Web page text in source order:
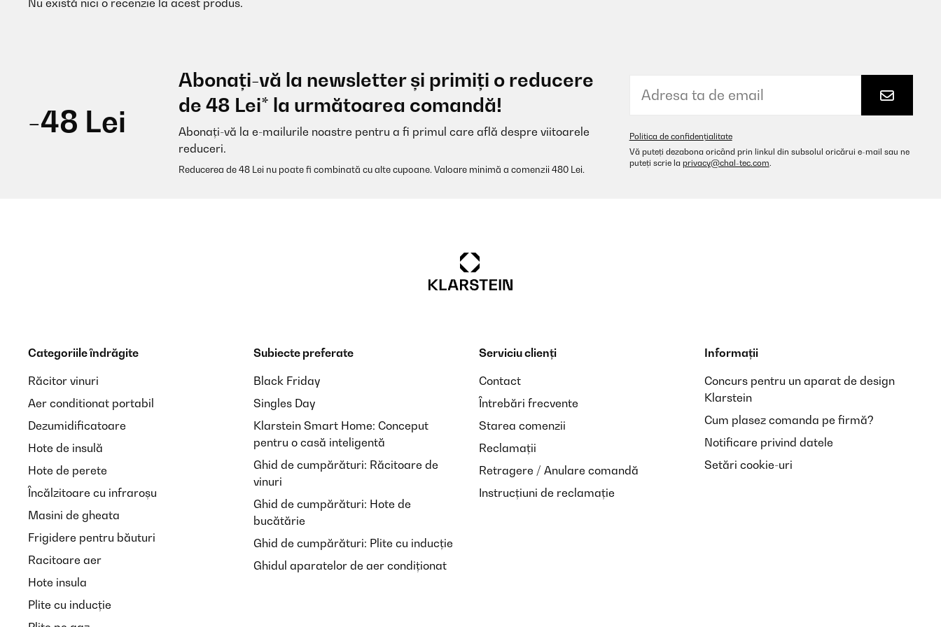
Nu există nici o recenzie la acest produs.
-48 Lei
Abonați-vă la newsletter și primiți o reducere
de 48 Lei* la următoarea comandă!
Abonați-vă la e-mailurile noastre pentru a fi primul care află despre viitoarele
reduceri.
Reducerea de 48 Lei nu poate fi combinată cu alte cupoane. Valoare minimă a comenzii 480 Lei.
Politica de confidențialitate
Vă puteți dezabona oricând prin linkul din subsolul oricărui e-mail sau ne
puteți scrie la privacy@chal-tec.com.
Categoriile îndrăgite
Răcitor vinuri
Aer conditionat portabil
Dezumidificatoare
Hote de insulă
Hote de perete
Încălzitoare cu infraroșu
Masini de gheata
Frigidere pentru băuturi
Racitoare aer
Hote insula
Plite cu inducție
Subiecte preferate
Black Friday
Singles Day
Klarstein Smart Home: Conceput
pentru o casă inteligentă
Ghid de cumpărături: Răcitoare de
vinuri
Ghid de cumpărături: Hote de
bucătărie
Ghid de cumpărături: Plite cu inducție
Ghidul aparatelor de aer condiționat
Serviciu clienți
Contact
Întrebări frecvente
Starea comenzii
Reclamații
Retragere / Anulare comandă
Instrucțiuni de reclamație
Informații
Concurs pentru un aparat de design
Klarstein
Cum plasez comanda pe firmă?
Notificare privind datele
Setări cookie-uri